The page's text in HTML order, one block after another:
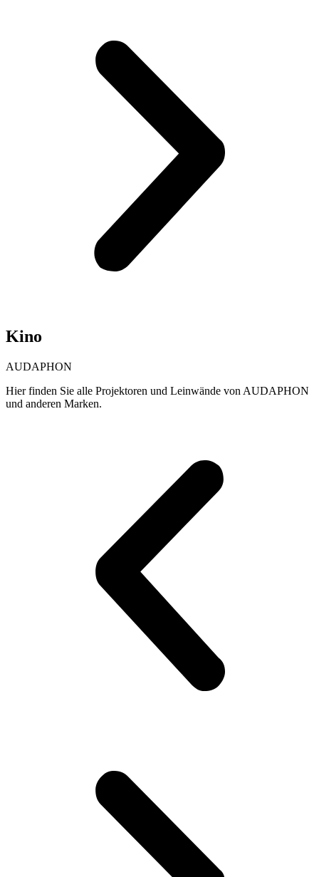
Kino
AUDAPHON
Hier finden Sie alle Projektoren und Leinwände von AUDAPHON
und anderen Marken.